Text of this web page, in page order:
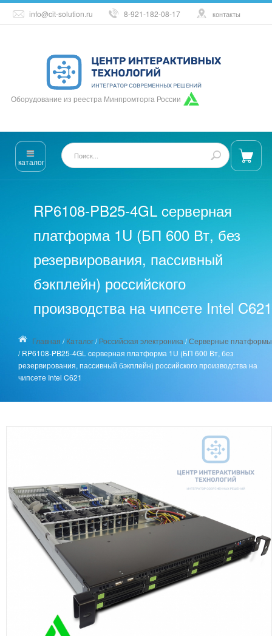
info@cit-solution.ru 8-921-182-08-17 контакты
Оборудование из реестра Минпромторга России
каталог
RP6108-PB25-4GL cерверная
платформа 1U (БП 600 Вт, без
резервирования, пассивный
бэкплейн) российского
производства на чипсете Intel C621
Главная /Каталог/Российская электроника /Серверные платформы
/RP6108-PB25-4GL cерверная платформа 1U (БП 600 Вт, без
резервирования, пассивный бэкплейн) российского производства на
чипсете Intel C621